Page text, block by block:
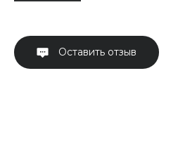
Оставить отзыв